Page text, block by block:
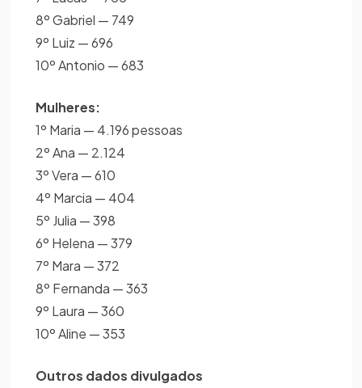
8º Gabriel — 749
9º Luiz — 696
10º Antonio — 683
Mulheres:
1º Maria — 4.196 pessoas
2º Ana — 2.124
3º Vera — 610
4º Marcia — 404
5º Julia — 398
6º Helena — 379
7º Mara — 372
8º Fernanda — 363
9º Laura — 360
10º Aline — 353
Outros dados divulgados